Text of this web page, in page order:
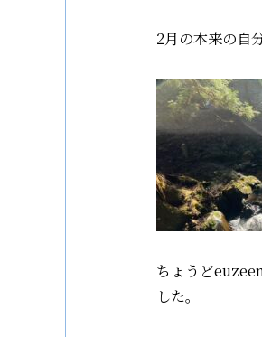
2月の本来の自
ちょうど
した。